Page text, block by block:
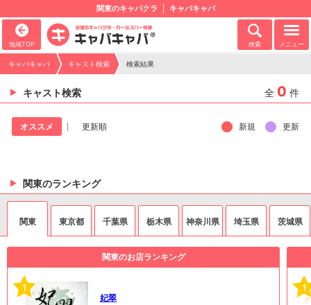
関東のキャバクラ キャバキャバ
地域TOP 検索 メニュー
キャバキャバ キャスト検索 検索結果
キャスト検索 全 0 件
オススメ 更新順 新規 更新
関東のランキング
関東 東京都 千葉県 栃木県 神奈川県 埼玉県 茨城県
関東のお店ランキング
1
妃翠
1